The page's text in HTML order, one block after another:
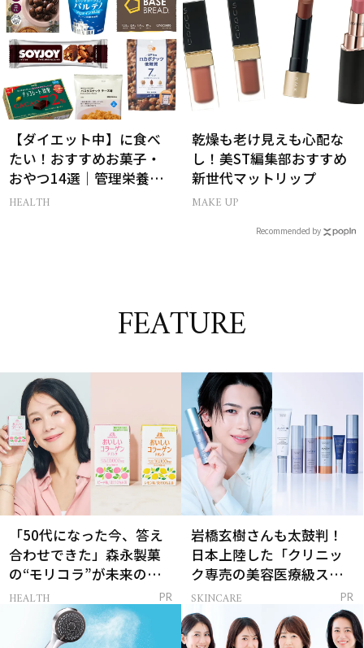
【ダイエット中】に食べ
たい！おすすめお菓子・
おやつ14選｜管理栄養士
監修
HEALTH
乾燥も老け見えも心配な
し！美ST編集部おすすめ
新世代マットリップ
MAKE UP
Recommended by
FEATURE
「50代になった今、答え
合わせできた」森永製菓
の“モリコラ”が未来のキ
レイを連れてくる！
HEALTH PR
岩橋玄樹さんも太鼓判！
日本上陸した「クリニッ
ク専売の美容医療級スキ
ンケア」
SKINCARE PR